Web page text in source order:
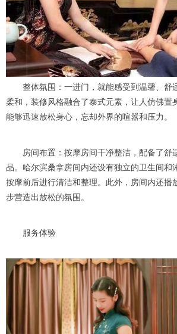
整体氛围：一进门，就能感受到温馨、舒
柔和，装修风格融合了泰式元素，让人仿佛置
能够迅速放松身心，忘却外界的喧嚣和压力。
房间布置：按摩房间干净整洁，配备了舒
品。哈尔滨桑拿房间内还设有独立的卫生间和
按摩前后进行清洁和整理。此外，房间内还播
步营造出放松的氛围。
服务体验